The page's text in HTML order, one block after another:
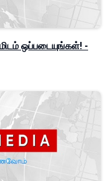
ஒப்படையுங்கள்! -